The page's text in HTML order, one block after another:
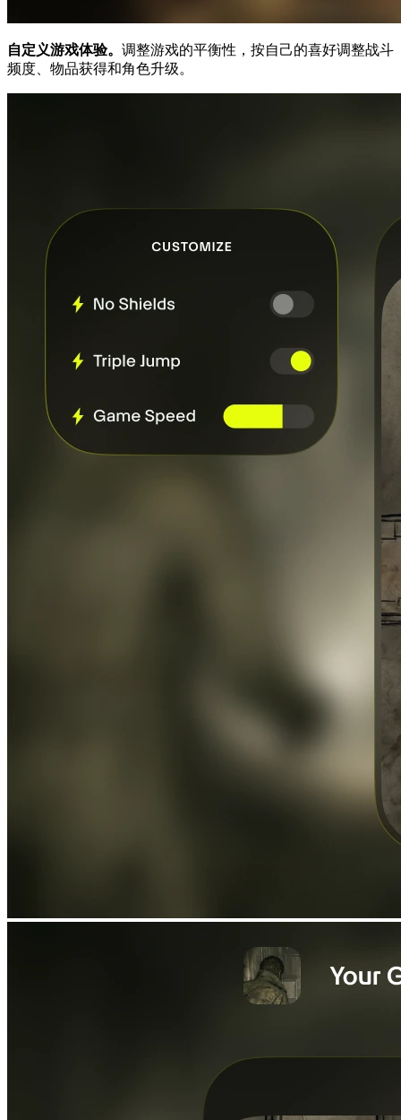
自定义游戏体验。 调整游戏的平衡性，按自己的喜好调整战斗
频度、物品获得和角色升级。